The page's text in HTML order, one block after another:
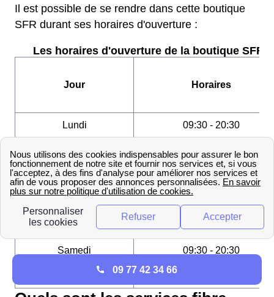
Il est possible de se rendre dans cette boutique
SFR durant ses horaires d'ouverture :
Les horaires d'ouverture de la boutique SFR :
Jour Horaires
Lundi 09:30 - 20:30
Mardi 09:30 - 20:30
Mercredi 09:30 - 20:30
Vendredi 09:30 - 20:30
Samedi 09:30 - 20:30
09 77 42 34 66